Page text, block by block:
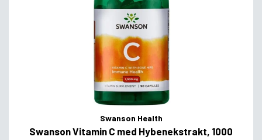
Swanson Health
Swanson Vitamin C med Hybenekstrakt, 1000